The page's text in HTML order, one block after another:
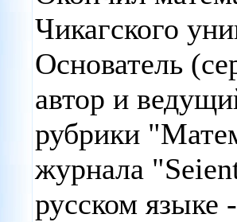
Чикагского
Основатель
автор и
рубрики
журнала
русском